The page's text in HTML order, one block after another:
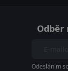
Odběr
Odesláním